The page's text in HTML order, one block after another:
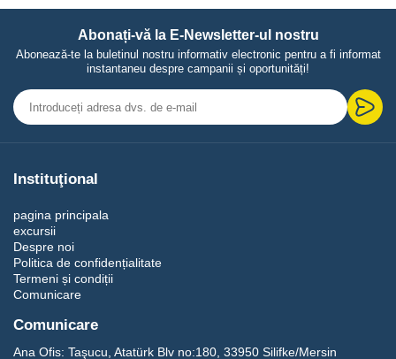
Abonați-vă la E-Newsletter-ul nostru
Abonează-te la buletinul nostru informativ electronic pentru a fi informat
instantaneu despre campanii și oportunități!
Instituţional
pagina principala
excursii
Despre noi
Politica de confidențialitate
Termeni și condiții
Comunicare
Comunicare
Ana Ofis: Taşucu, Atatürk Blv no:180, 33950 Silifke/Mersin